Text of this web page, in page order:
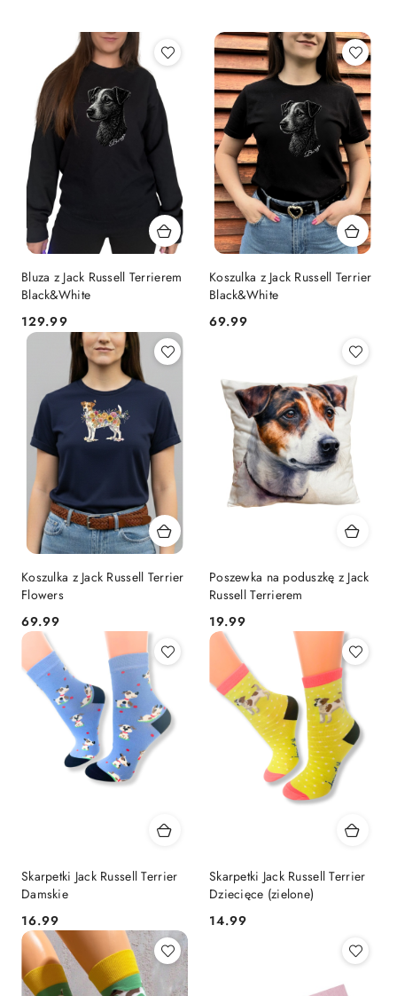
Bluza z Jack Russell Terrierem
Black&White
Cena:
129.99
Koszulka z Jack Russell Terrier
Black&White
Cena:
69.99
Koszulka z Jack Russell Terrier
Flowers
Cena:
69.99
Poszewka na poduszkę z Jack
Russell Terrierem
Cena:
19.99
Skarpetki Jack Russell Terrier
Damskie
Cena:
16.99
Skarpetki Jack Russell Terrier
Dziecięce (zielone)
Cena:
14.99